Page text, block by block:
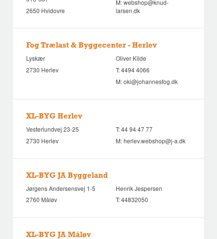
2650 Hvidovre
M:webshop@knud-
larsen.dk
Fog Trælast & Byggecenter - Herlev
Lyskær
2730 Herlev
Oliver Kilde
T:4494 4066
M:oki@johannesfog.dk
XL-BYG Herlev
Vesterlundvej 23-25
2730 Herlev
T:44 94 47 77
M:herlev.webshop@j-a.dk
XL-BYG JA Byggeland
Jørgens Andersensvej 1-5
2760 Måløv
Henrik Jespersen
T:44832050
XL-BYG JA Måløv